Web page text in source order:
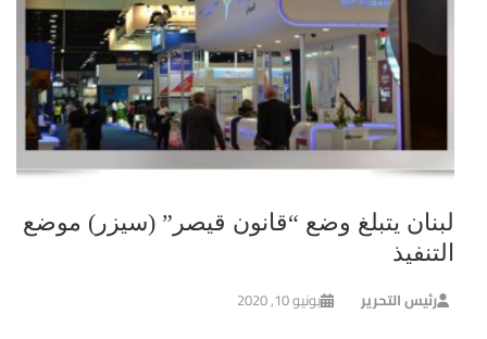
لبنان يتبلغ وضع “قانون قيصر” (سيزر) موضع
التنفيذ
رئيس التحرير يونيو 10, 2020